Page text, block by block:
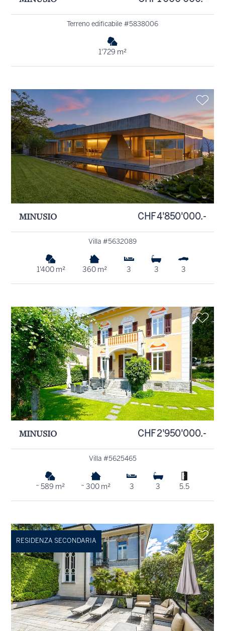
Terreno edificabile #5838006
1'729 m²
MINUSIO CHF 4'850'000.-
Villa #5632089
1'400 m² 360 m² 3 3 3
MINUSIO CHF 2'950'000.-
Villa #5625465
~ 589 m² ~ 300 m² 3 3 5.5
RESIDENZA SECONDARIA